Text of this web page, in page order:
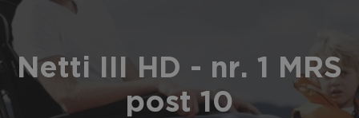
Netti III HD - nr. 1 MRS
post 10